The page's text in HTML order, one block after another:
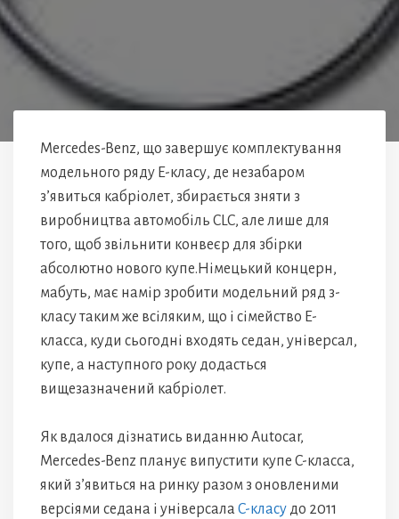
Mercedes-Benz, що завершує комплектування
модельного ряду E-класу, де незабаром
з’явиться кабріолет, збирається зняти з
виробництва автомобіль CLC, але лише для
того, щоб звільнити конвеєр для збірки
абсолютно нового купе.Німецький концерн,
мабуть, має намір зробити модельний ряд з-
класу таким же всіляким, що і сімейство E-
класса, куди сьогодні входять седан, універсал,
купе, а наступного року додасться
вищезазначений кабріолет.
Як вдалося дізнатись виданню Autocar,
Mercedes-Benz планує випустити купе C-класса,
який з’явиться на ринку разом з оновленими
версіями седана і універсалаC-класу до 2011